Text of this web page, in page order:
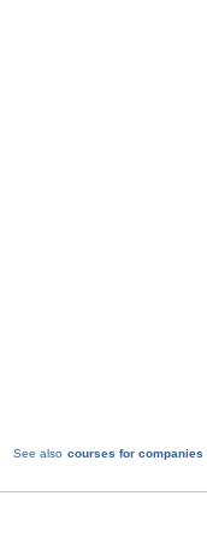
See also courses for companies